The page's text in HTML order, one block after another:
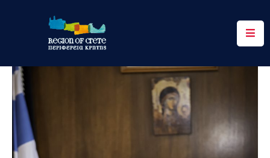
Περιφέρεια
Ενημέρωση
Έργα
Δράσεις